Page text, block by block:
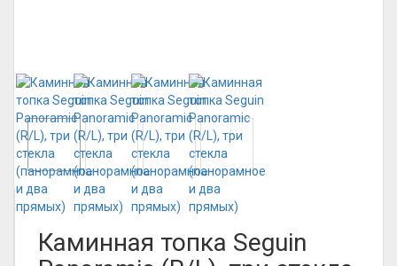
Каминная топка Seguin